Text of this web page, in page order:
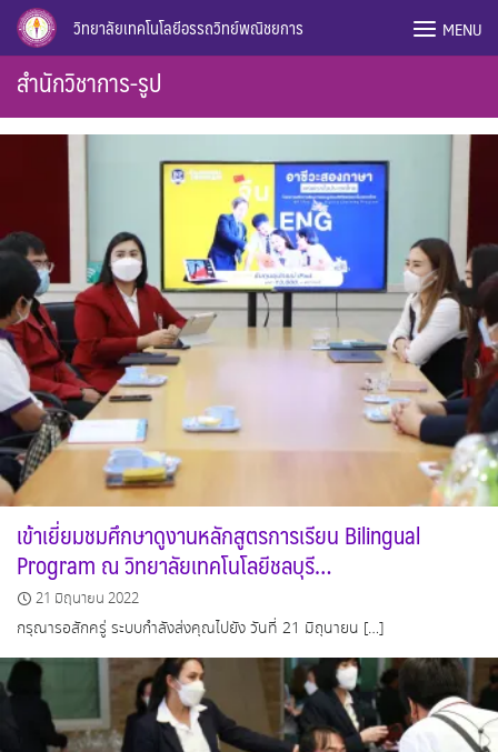
Skip
content
วิทยาลัยเทคโนโลยีอรรถวิทย์พณิชยการ MENU
สำนักวิชาการ-รูป
เข้าเยี่ยมชมศึกษาดูงานหลักสูตรการเรียน Bilingual
Program ณ วิทยาลัยเทคโนโลยีชลบุรี…
21 มิถุนายน 2022
กรุณารอสักครู่ ระบบกำลังส่งคุณไปยัง วันที่ 21 มิถุนายน […]